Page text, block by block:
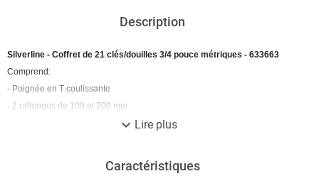
Description
Silverline - Coffret de 21 clés/douilles 3/4 pouce métriques - 633663
Comprend:
- Poignée en T coulissante
- 2 rallonges de 100 et 200 mm
- Clé à douille dégagement rapide de 495 mm
expand_more Lire plus
Caractéristiques